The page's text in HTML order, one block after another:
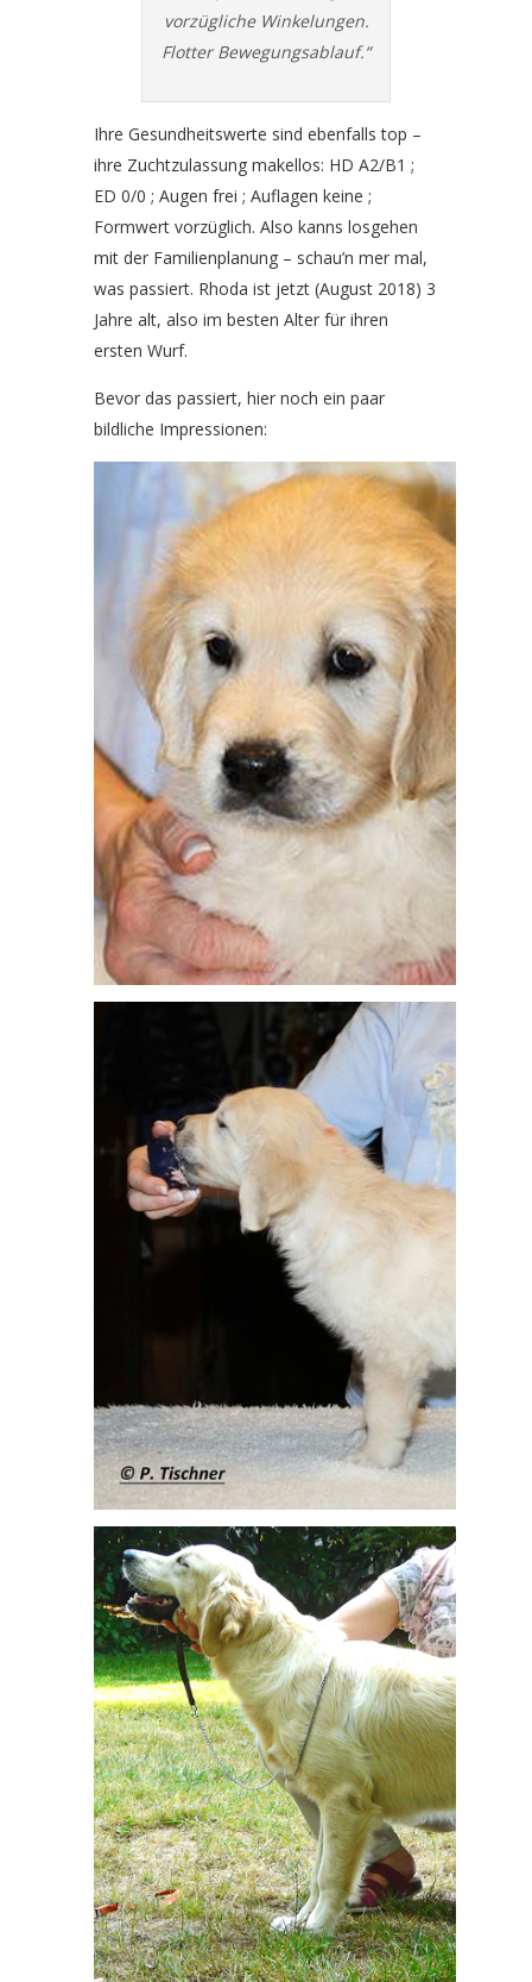
vorzügliche Winkelungen.
Flotter Bewegungsablauf.“
Ihre Gesundheitswerte sind ebenfalls top –
ihre Zuchtzulassung makellos: HD A2/B1 ;
ED 0/0 ; Augen frei ; Auflagen keine ;
Formwert vorzüglich. Also kanns losgehen
mit der Familienplanung – schau’n mer mal,
was passiert. Rhoda ist jetzt (August 2018) 3
Jahre alt, also im besten Alter für ihren
ersten Wurf.
Bevor das passiert, hier noch ein paar
bildliche Impressionen: